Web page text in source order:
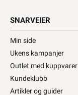
SNARVEIER
Min side
Ukens kampanjer
Outlet med kuppvarer
Kundeklubb
Artikler og guider